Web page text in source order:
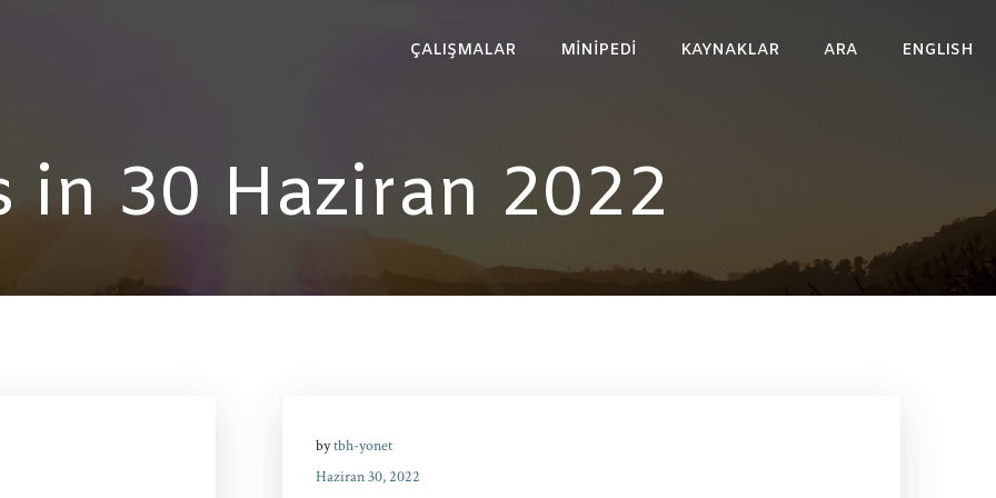
ÇALIŞMALAR MINIPEDI KAYNAKLAR ARA ENGLISH
in 30 Haziran 2022
bytbh-yonet
Haziran 30, 2022